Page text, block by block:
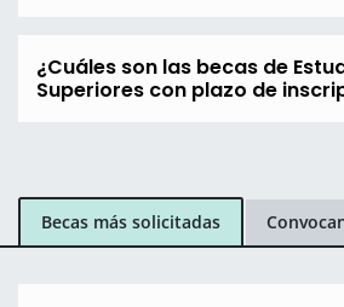
¿Cuáles son las becas de
Superiores con plazo de
Becas más solicitadas